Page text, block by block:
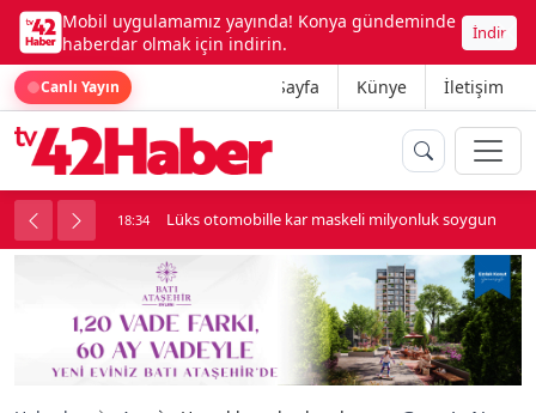
Mobil uygulamamız yayında! Konya gündeminde
haberdar olmak için indirin.
İndir
Canlı Yayın Ana Sayfa Künye İletişim
kavga çıktı 18:34 Lüks otomobille kar maskeli milyonluk soygun